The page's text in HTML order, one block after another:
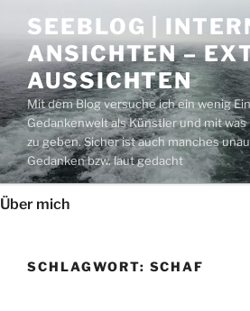
Inhalt
springen
SEEBLOG |
ANSICHTEN –
AUSSICHTEN
Mit dem Blog versuche ich ein wenig
Gedankenwelt als Künstler und mit
zu geben. Sicher ist auch manches
Gedanken bzw. laut gedacht
Über mich
SCHLAGWORT: SCHAF